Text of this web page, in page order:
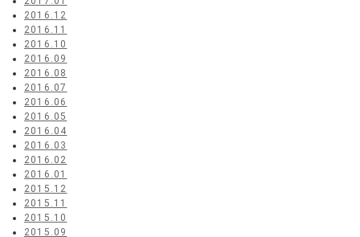
2016.12
2016.11
2016.10
2016.09
2016.08
2016.07
2016.06
2016.05
2016.04
2016.03
2016.02
2016.01
2015.12
2015.11
2015.10
2015.09